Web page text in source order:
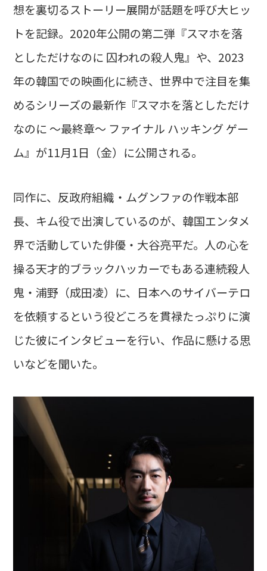
想を裏切るストーリー展開が話題を呼び大ヒッ
トを記録。2020年公開の第二弾『スマホを落
としただけなのに 囚われの殺人鬼』や、2023
年の韓国での映画化に続き、世界中で注目を集
めるシリーズの最新作『スマホを落としただけ
なのに ～最終章～ ファイナル ハッキング ゲー
ム』が11月1日（金）に公開される。
同作に、反政府組織・ムグンファの作戦本部
長、キム役で出演しているのが、韓国エンタメ
界で活動していた俳優・大谷亮平だ。人の心を
操る天才的ブラックハッカーでもある連続殺人
鬼・浦野（成田凌）に、日本へのサイバーテロ
を依頼するという役どころを貫禄たっぷりに演
じた彼にインタビューを行い、作品に懸ける思
いなどを聞いた。